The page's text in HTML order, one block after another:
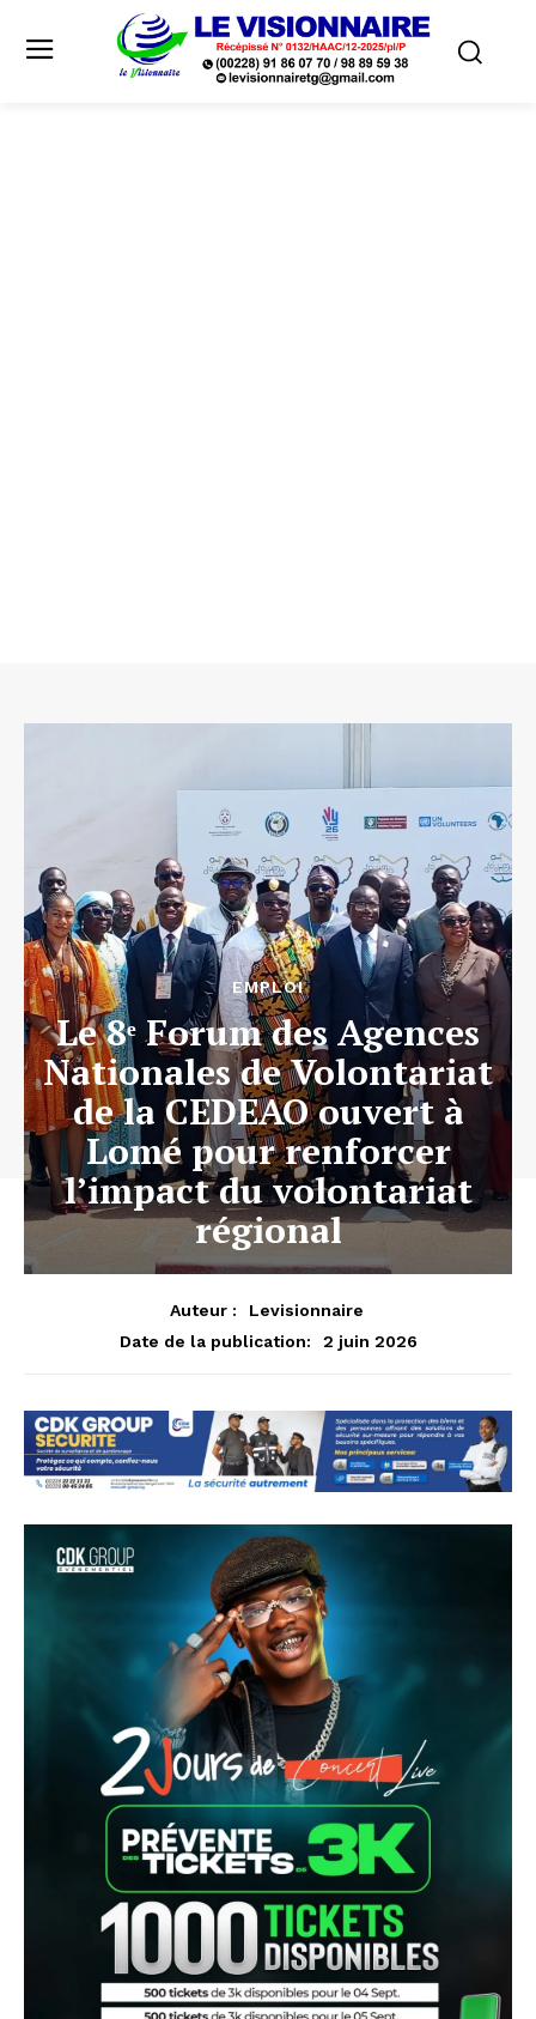
EMPLOI
Le 8ᵉ Forum des Agences
Nationales de Volontariat
de la CEDEAO ouvert à
Lomé pour renforcer
l’impact du volontariat
régional
Auteur :
Levisionnaire
Date de la publication:
2 juin 2026